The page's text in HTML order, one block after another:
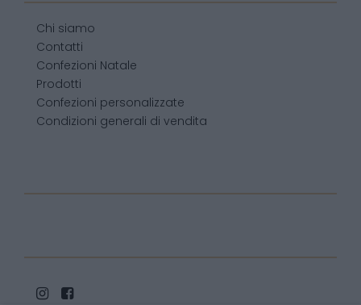
Chi siamo
Contatti
Confezioni Natale
Prodotti
Confezioni personalizzate
Condizioni generali di vendita